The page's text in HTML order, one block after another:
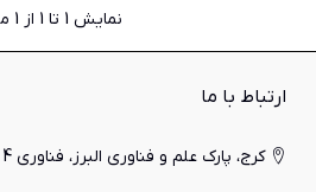
نمایش 1 تا 1 از 1 مورد
ارتباط با ما
کرج، پارک علم و فناوری البرز، فناوری 4